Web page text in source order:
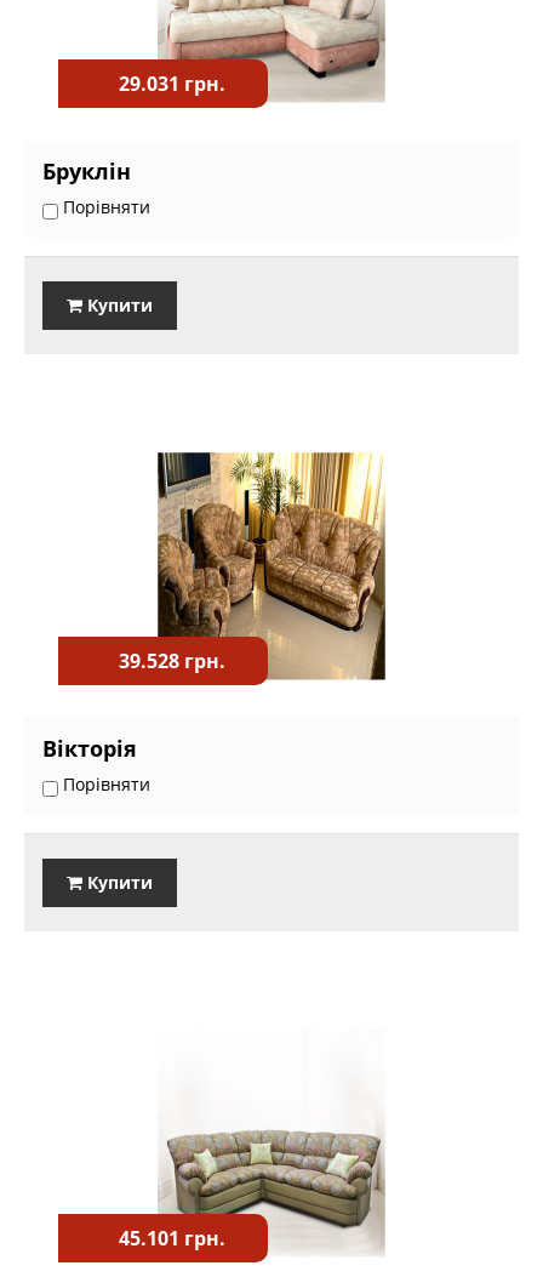
29.031 грн.
Бруклін
Порівняти
Купити
39.528 грн.
Вікторія
Порівняти
Купити
45.101 грн.